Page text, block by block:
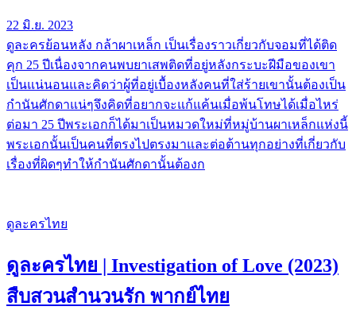
22 มิ.ย. 2023
ดูละครย้อนหลัง กล้าผาเหล็ก เป็นเรื่องราวเกี่ยวกับจอมที่ได้ติด
คุก 25 ปีเนื่องจากคนพบยาเสพติดที่อยู่หลังกระบะฝีมือของเขา
เป็นแน่นอนและคิดว่าผู้ที่อยู่เบื้องหลังคนที่ใส่ร้ายเขานั้นต้องเป็น
กำนันศักดาแน่ๆจึงคิดที่อยากจะแก้แค้นเมื่อพ้นโทษได้เมื่อไหร่
ต่อมา 25 ปีพระเอกก็ได้มาเป็นหมวดใหม่ที่หมู่บ้านผาเหล็กแห่งนี้
พระเอกนั้นเป็นคนที่ตรงไปตรงมาและต่อต้านทุกอย่างที่เกี่ยวกับ
เรื่องที่ผิดๆทำให้กำนันศักดานั้นต้องก
ดูละครไทย
ดูละครไทย | Investigation of Love (2023)
สืบสวนสำนวนรัก พากย์ไทย